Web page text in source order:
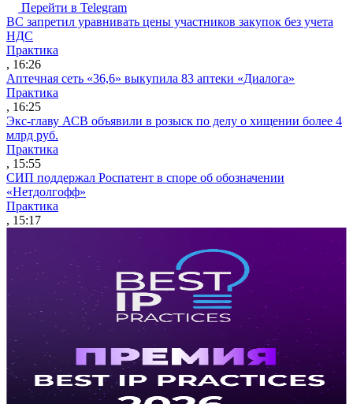
Перейти в Telegram
ВС запретил уравнивать цены участников закупок без учета
НДС
Практика
, 16:26
Аптечная сеть «36,6» выкупила 83 аптеки «Диалога»
Практика
, 16:25
Экс-главу АСВ объявили в розыск по делу о хищении более 4
млрд руб.
Практика
, 15:55
СИП поддержал Роспатент в споре об обозначении
«Нетдолгофф»
Практика
, 15:17